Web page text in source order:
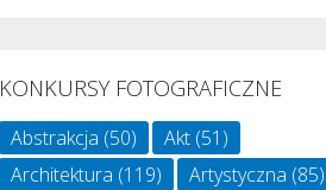
KONKURSY FOTOGRAFICZNE
Abstrakcja (50) Akt (51)
Architektura (119) Artystyczna (85)